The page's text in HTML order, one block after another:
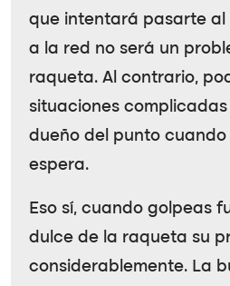
que intentará pasarte al
a la red no será un
raqueta. Al contrario,
situaciones
dueño del punto cuando
espera.
Eso sí, cuando golpeas
dulce de la raqueta su
considerablemente. La